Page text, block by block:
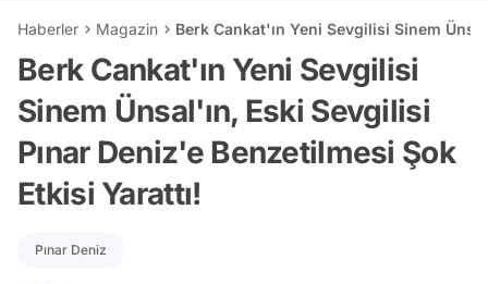
Haberler Magazin Berk Cankat'ın Yeni Sevgilisi Sinem
Berk Cankat'ın Yeni Sevgilisi
Sinem Ünsal'ın, Eski Sevgilisi
Pınar Deniz'e Benzetilmesi Şok
Etkisi Yarattı!
Pınar Deniz